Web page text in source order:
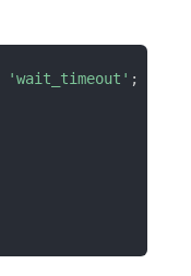
'wait_timeout' ;